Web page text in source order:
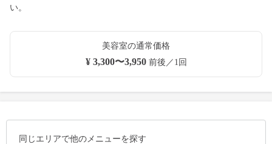
い。
美容室の通常価格
¥ 3,300〜3,950前後／1回
同じエリアで他のメニューを探す